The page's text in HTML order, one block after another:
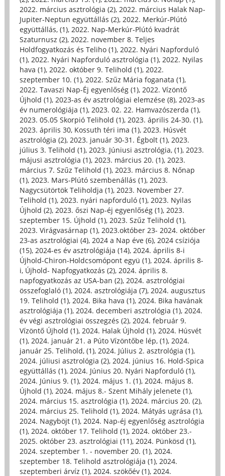
2022. március asztrológia (2), 2022. március Halak Nap-
Jupiter-Neptun együttállás (2), 2022. Merkúr-Plútó
együttállás, (1), 2022. Nap-Merkúr-Plútó kvadrát
Szaturnusz (2), 2022. november 8. Teljes
Holdfogyatkozás és Teliho (1), 2022. Nyári Napforduló
(1), 2022. Nyári Napforduló asztrológia (1), 2022. Nyilas
hava (1), 2022. október 9. Telihold (1), 2022.
szeptember 10. (1), 2022. Szűz Mária foganata (1),
2022. Tavaszi Nap-Éj egyenlőség (1), 2022. Vízöntő
Újhold (1), 2023-as év asztrológiai elemzése (8), 2023-as
év numerológiája (1), 2023. 02. 22. Hamvazószerda (1),
2023. 05.05 Skorpió Telihold (1), 2023. április 24-30. (1),
2023. április 30, Kossuth téri ima (1), 2023. Húsvét
asztrológia (2), 2023. január 30-31. Égbolt (1), 2023.
július 3. Telihold (1), 2023. Júniusi asztrológia, (1), 2023.
májusi asztrológia (1), 2023. március 20. (1), 2023.
március 7. Szűz Telihold (1), 2023. március 8. Nőnap
(1), 2023. Mars-Plútó szembenállás (1), 2023.
Nagycsütörtök Teliholdja (1), 2023. November 27.
Telihold (1), 2023. nyári napforduló (1), 2023. Nyilas
Újhold (2), 2023. őszi Nap-éj egyenlőség (1), 2023.
szeptember 15. Újhold (1), 2023. Szűz Telihold (1),
2023. Virágvasárnap (1), 2023.október 23- 2024. október
23-as asztrológiai (4), 2024 a Nap éve (6), 2024 csíziója
(15), 2024-es év asztrológiája (14), 2024. április 8-i
Újhold-Chiron-Holdcsomópont együ (1), 2024. április 8-
i, Újhold- Napfogyatkozás (2), 2024. április 8.
napfogyatkozás az USA-ban (2), 2024. asztrológiai
összefoglaló (1), 2024. asztrológiája (7), 2024. augusztus
19. Telihold (1), 2024. Bika hava (1), 2024. Bika havának
asztrológiája (1), 2024. decemberi asztrológia (1), 2024.
év végi asztrológiai összegzés (2), 2024. február 9.
Vízöntő Újhold (1), 2024. Halak Újhold (1), 2024. Húsvét
(1), 2024. január 21. a Púto Vízöntőbe lép, (1), 2024.
január 25. Telihold, (1), 2024. Július 2. asztrológia (1),
2024. júliusi asztrológia (2), 2024. június 16. Hold-Spica
együttállás (1), 2024. Június 20. Nyári Napforduló (1),
2024. Június 9. (1), 2024. május 1. (1), 2024. május 8.
Újhold (1), 2024. május 8.- Szent Mihály jelenete (1),
2024. március 15. asztrológia (1), 2024. március 20. (2),
2024. március 25. Telihold (1), 2024. Mátyás ugrása (1),
2024. Nagyböjt (1), 2024. Nap-éj egyenlőség asztrológia
(1), 2024. október 17. Telihold (1), 2024. október 23.-
2025. október 23. asztrológiai (11), 2024. Pünkösd (1),
2024. szeptember 1. - november 20. (1), 2024.
szeptember 18. Telihold asztrológiája (1), 2024.
szeptemberi árvíz (1), 2024. szökőév (1), 2024.